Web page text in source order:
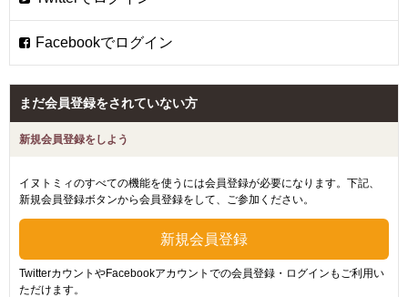
まだ会員登録をされていない方
新規会員登録をしよう
イヌトミィのすべての機能を使うには会員登録が必要になります。下記、
新規会員登録ボタンから会員登録をして、ご参加ください。
TwitterカウントやFacebookアカウントでの会員登録・ログインもご利用い
ただけます。